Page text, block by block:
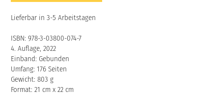
Lieferbar in 3-5 Arbeitstagen
ISBN: 978-3-03800-074-7
4. Auflage, 2022
Einband: Gebunden
Umfang: 176 Seiten
Gewicht: 803 g
Format: 21 cm x 22 cm